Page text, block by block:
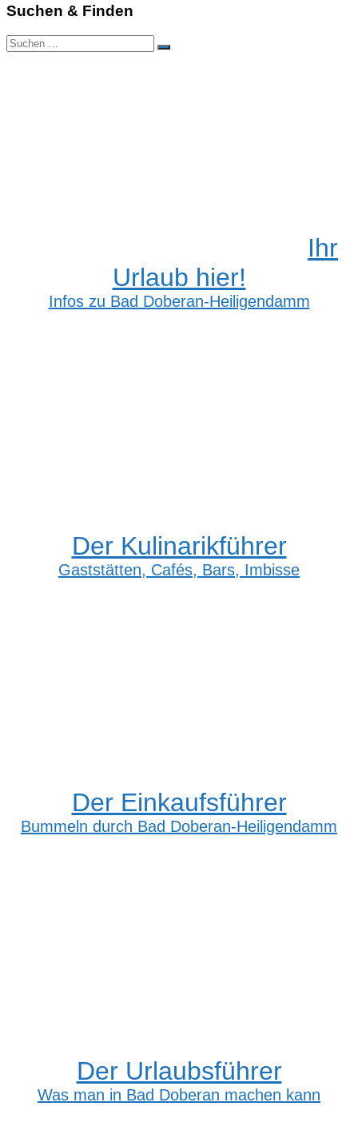
Suchen & Finden
Suchen
nach:
Suchen
Ihr
Urlaub hier!
Infos zu Bad Doberan-Heiligendamm
Der Kulinarikführer
Gaststätten, Cafés, Bars, Imbisse
Der Einkaufsführer
Bummeln durch Bad Doberan-Heiligendamm
Der Urlaubsführer
Was man in Bad Doberan machen kann